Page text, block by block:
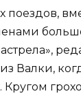
Валки,